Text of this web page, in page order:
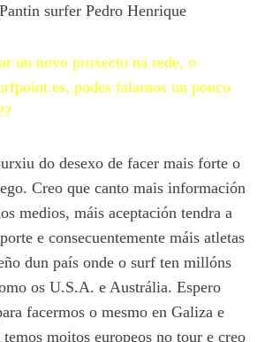
surfer Pedro Henrique
un novo proxecto na rede, o
podes falarnos un pouco
do desexo de facer mais forte o
Creo que canto mais información
medios, máis aceptación tendra a
e consecuentemente máis atletas
dun país onde o surf ten millóns
os U.S.A. e Austrália. Espero
facermos o mesmo en Galiza e
moitos europeos no tour e creo